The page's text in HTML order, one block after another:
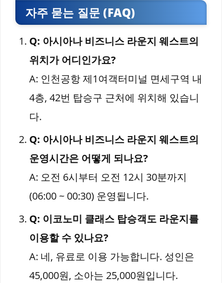
자주 묻는 질문 (FAQ)
Q: 아시아나 비즈니스 라운지 웨스트의
위치가 어디인가요?
A: 인천공항 제1여객터미널 면세구역 내
4층, 42번 탑승구 근처에 위치해 있습니
다.
Q: 아시아나 비즈니스 라운지 웨스트의
운영시간은 어떻게 되나요?
A: 오전 6시부터 오전 12시 30분까지
(06:00 ~ 00:30) 운영됩니다.
Q: 이코노미 클래스 탑승객도 라운지를
이용할 수 있나요?
A: 네, 유료로 이용 가능합니다. 성인은
45,000원, 소아는 25,000원입니다.